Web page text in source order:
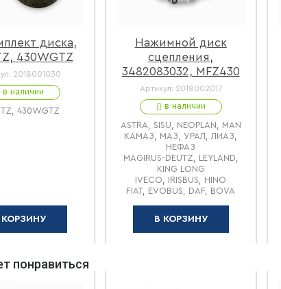
диска,
430WGTZ
2018001030
в наличии
430WGTZ
КОРЗИНУ
Нажимной диск
сцепления,
3482083032, MFZ430
Артикул: 2018002017
в наличии
ASTRA, SISU, NEOPLAN, MAN
КАМАЗ, МАЗ, УРАЛ, ЛИАЗ,
НЕФАЗ
MAGIRUS-DEUTZ, LEYLAND,
KING LONG
IVECO, IRISBUS, HINO
FIAT, EVOBUS, DAF, BOVA
В КОРЗИНУ
понравиться